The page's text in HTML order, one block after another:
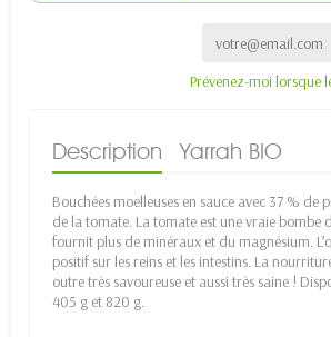
Prévenez-moi lorsque
Description Yarrah BIO
Bouchées moelleuses en sauce avec 37 % de
de la tomate. La tomate est une vraie bombe
fournit plus de minéraux et du magnésium.
positif sur les reins et les intestins. La
outre très savoureuse et aussi très saine !
405 g et 820 g.